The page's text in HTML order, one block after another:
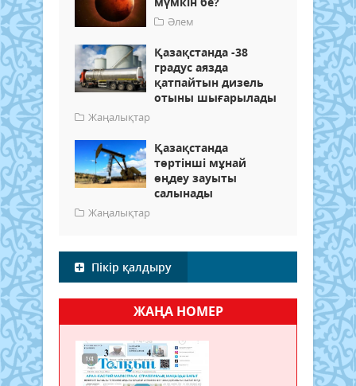
Әлем
Қазақстанда -38
градус аязда
қатпайтын дизель
отыны шығарылады
Жаңалықтар
Қазақстанда
төртінші мұнай
өңдеу зауыты
салынады
Жаңалықтар
Пікір қалдыру
ЖАҢА НОМЕР